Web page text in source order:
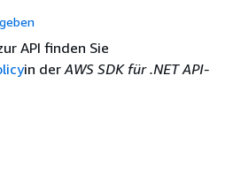
API finden Sie
in derAWS SDK für .NET API-